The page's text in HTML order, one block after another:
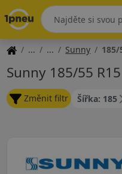
Sunny 185/
Sunny 185/55
Změnit filtr Šířka: 185